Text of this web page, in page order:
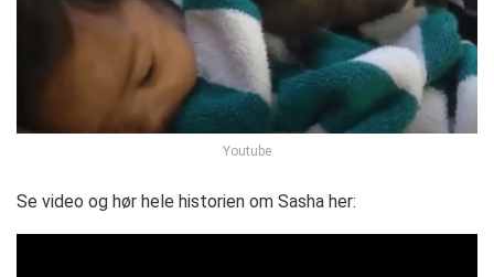
Youtube
Se video og hør hele historien om Sasha her: